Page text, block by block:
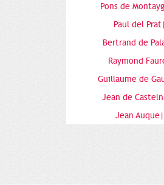
Pons de
Paul del Prat|
Bertrand de
Raymond
Guillaume de
Jean de
Jean Auque|